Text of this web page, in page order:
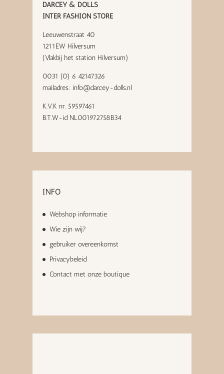
DARCEY & DOLLS
INTER FASHION STORE
Leeuwenstraat 40
1211EW Hilversum
(Vlakbij het station Hilversum)
0031 (0) 6 42147326
mailadres: info@darcey-dolls.nl
K.V.K nr. 59597461
B.T.W-id NL001972758B34
INFO
Webshop informatie
Wie zijn wij?
gebruiker overeenkomst
Privacybeleid
Contact met onze boutique